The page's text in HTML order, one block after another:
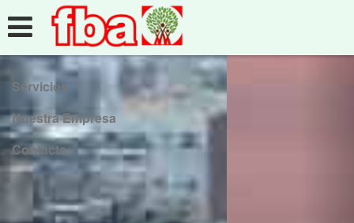
Servicios
Nuestra Empresa
Contacto